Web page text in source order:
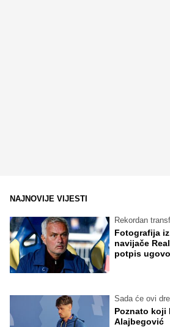
NAJNOVIJE VIJESTI
Rekordan
Fotografija
navijače
potpis
Sada će ovi
Poznato koji
Alajbegović